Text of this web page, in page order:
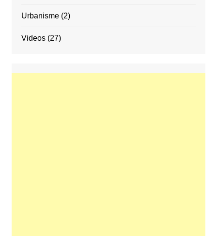
Urbanisme(2)
Videos(27)